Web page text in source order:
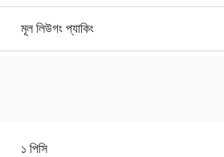
মূল লিউগং প্যাকিং
১ পিসি